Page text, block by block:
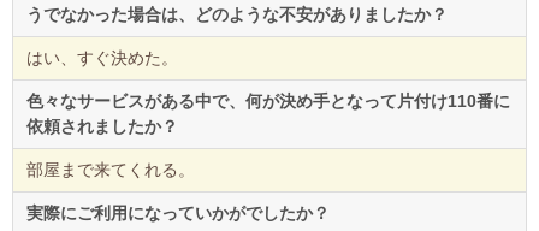
うでなかった場合は、どのような不安がありましたか？
はい、すぐ決めた。
色々なサービスがある中で、何が決め手となって片付け110番に
依頼されましたか？
部屋まで来てくれる。
実際にご利用になっていかがでしたか？